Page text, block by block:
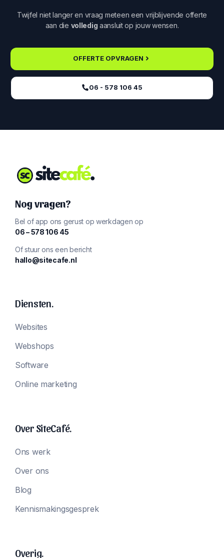
Twijfel niet langer en vraag meteen een vrijblijvende offerte
aan die volledig aansluit op jouw wensen.
OFFERTE OPVRAGEN
06 - 578 106 45‬
Nog vragen?
Bel of app ons gerust op werkdagen op
‪06 – 578 106 45‬
Of stuur ons een bericht
hallo@sitecafe.nl
Diensten.
Websites
Webshops
Software
Online marketing
Over SiteCafé.
Ons werk
Over ons
Blog
Kennismakingsgesprek
Overig.